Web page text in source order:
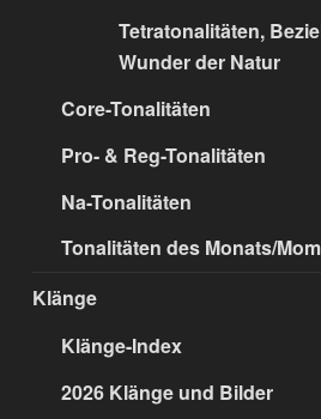
Tetratonalitäten,
Wunder der Natur
Core-Tonalitäten
Pro- & Reg-Tonalitäten
Na-Tonalitäten
Tonalitäten des Monats/
Klänge
Klänge-Index
2026 Klänge und Bilder